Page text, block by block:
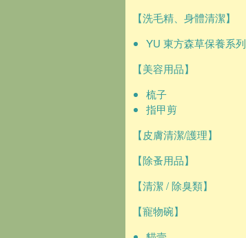
【洗毛精、身體清潔】
YU 東方森草保養系列
【美容用品】
梳子
指甲剪
【皮膚清潔/護理】
【除蚤用品】
【清潔 / 除臭類】
【寵物碗】